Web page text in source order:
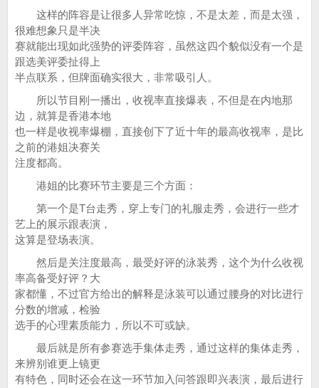
这样的阵容是让很多人异常吃惊，不是太差，而是太强，
很难想象只是半决
赛就能出现如此强势的评委阵容，虽然这四个貌似没有一个是
跟选美评委扯得上
半点联系，但牌面确实很大，非常吸引人。
所以节目刚一播出，收视率直接爆表，不但是在内地那
边，就算是香港本地
也一样是收视率爆棚，直接创下了近十年的最高收视率，是比
之前的港姐决赛关
注度都高。
港姐的比赛环节主要是三个方面：
第一个是T台走秀，穿上专门的礼服走秀，会进行一些才
艺上的展示跟表演，
这算是登场表演。
然后是关注度最高，最受好评的泳装秀，这个为什么收视
率高备受好评？大
家都懂，不过官方给出的解释是泳装可以通过腰身的对比进行
分数的增减，检验
选手的心理素质能力，所以不可或缺。
最后就是所有参赛选手集体走秀，通过这样的集体走秀，
来辨别谁更上镜更
有特色，同时还会在这一环节加入问答跟即兴表演，最后进行